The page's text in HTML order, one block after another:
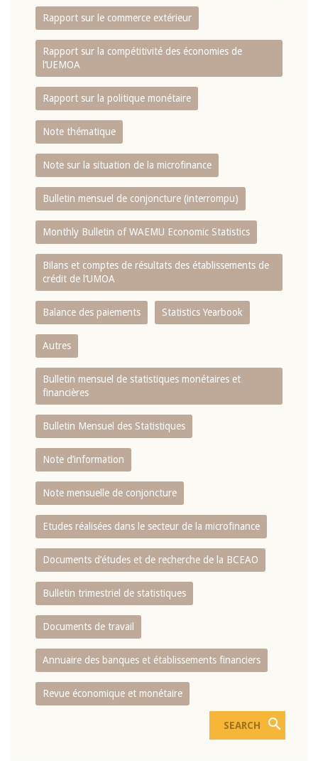
Rapport sur le commerce extérieur
Rapport sur la compétitivité des économies de
l‘UEMOA
Rapport sur la politique monétaire
Note thématique
Note sur la situation de la microfinance
Bulletin mensuel de conjoncture (interrompu)
Monthly Bulletin of WAEMU Economic Statistics
Bilans et comptes de résultats des établissements de
crédit de l‘UMOA
Balance des paiements Statistics Yearbook
Autres
Bulletin mensuel de statistiques monétaires et
financières
Bulletin Mensuel des Statistiques
Note d’information
Note mensuelle de conjoncture
Etudes réalisées dans le secteur de la microfinance
Documents d’études et de recherche de la BCEAO
Bulletin trimestriel de statistiques
Documents de travail
Annuaire des banques et établissements financiers
Revue économique et monétaire